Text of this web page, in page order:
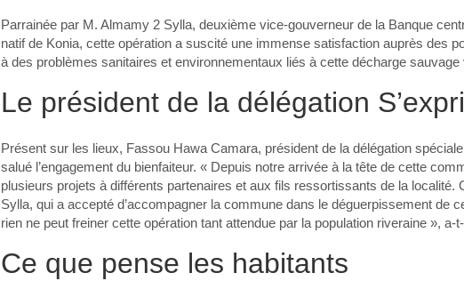
Parrainée par M. Almamy 2 Sylla, deuxième vice-gouverneur de la Banque
natif de Konia, cette opération a suscité une immense satisfaction auprès des
à des problèmes sanitaires et environnementaux liés à cette décharge
Le président de la délégation
Présent sur les lieux, Fassou Hawa Camara, président de la délégation
salué l’engagement du bienfaiteur. « Depuis notre arrivée à la tête de cette
plusieurs projets à différents partenaires et aux fils ressortissants de la localité.
Sylla, qui a accepté d’accompagner la commune dans le déguerpissement de
rien ne peut freiner cette opération tant attendue par la population riveraine », a-
Ce que pense les habitants